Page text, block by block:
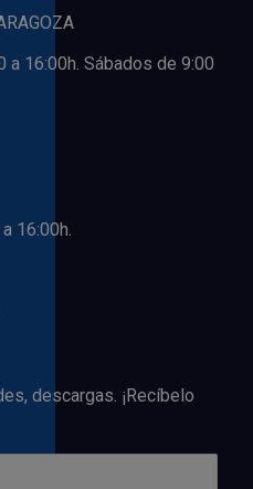
a 16:00h. Sábados de 9:00
16:00h.
descargas. ¡Recíbelo